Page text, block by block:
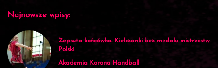
Najnowsze wpisy:
Zepsuta końcówka. Kielczanki bez medalu mistrzostw
Polski
Akademia Korona Handball